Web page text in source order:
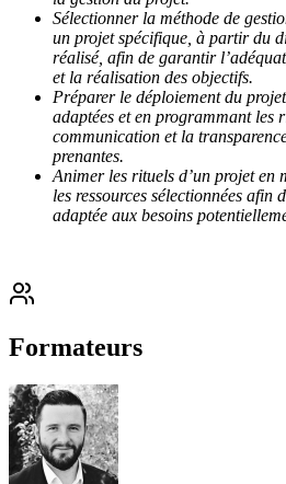
Sélectionner la méthode de
un projet spécifique, à partir du
réalisé, afin de garantir
et la réalisation des objectifs.
Préparer le déploiement du
adaptées et en programmant
communication et la
prenantes.
Animer les rituels d’un projet en
les ressources sélectionnées afin
adaptée aux besoins
Formateurs